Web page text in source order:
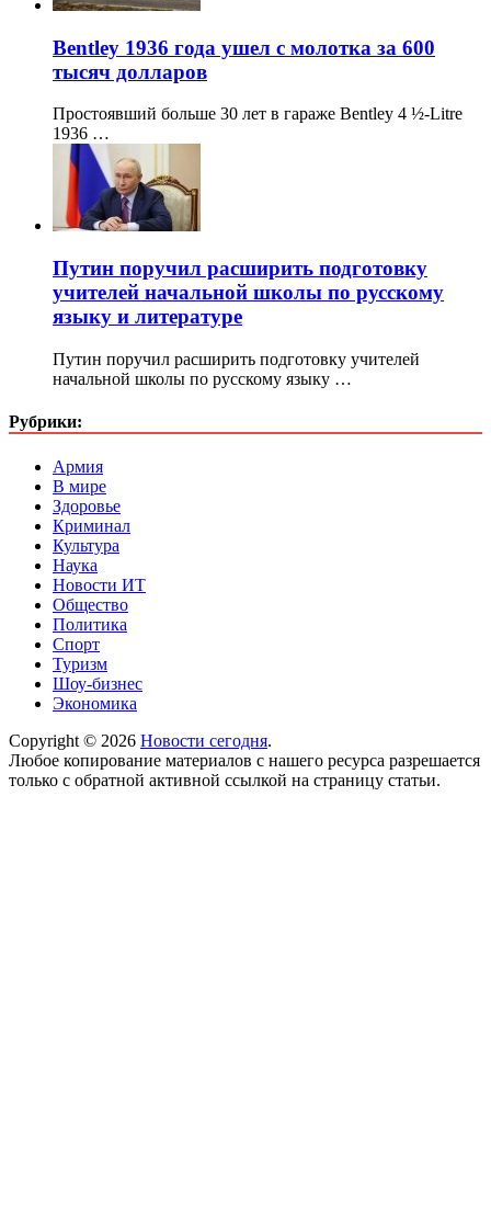
Bentley 1936 года ушел с молотка за 600
тысяч долларов
Простоявший больше 30 лет в гараже Bentley 4 ½-Litre
1936 …
Путин поручил расширить подготовку
учителей начальной школы по русскому
языку и литературе
Путин поручил расширить подготовку учителей
начальной школы по русскому языку …
Рубрики:
Армия
В мире
Здоровье
Криминал
Культура
Наука
Новости ИТ
Общество
Политика
Спорт
Туризм
Шоу-бизнес
Экономика
Copyright © 2026 Новости сегодня.
Любое копирование материалов с нашего ресурса разрешается
только с обратной активной ссылкой на страницу статьи.